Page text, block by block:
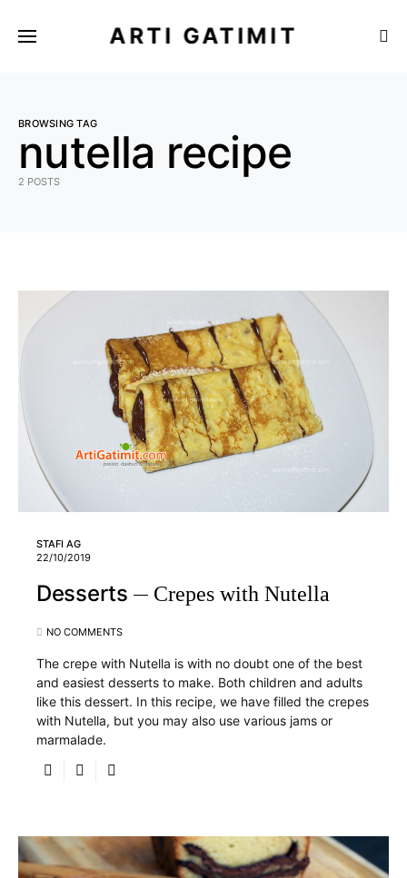
ARTI GATIMIT
BROWSING TAG
nutella recipe
2 POSTS
STAFI AG
22/10/2019
Desserts Crepes with Nutella
NO COMMENTS
The crepe with Nutella is with no doubt one of the best
and easiest desserts to make. Both children and adults
like this dessert. In this recipe, we have filled the crepes
with Nutella, but you may also use various jams or
marmalade.